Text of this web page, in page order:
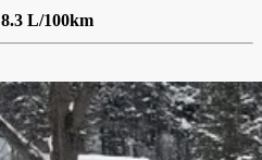
8.3 L/100km